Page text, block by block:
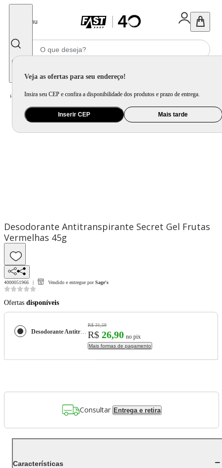
Menu
Veja as ofertas para seu endereço!
Insira seu CEP e confira a disponibilidade dos produtos e prazo de entrega.
Inserir CEP Mais tarde
Home Saúde e Beleza / Skin Care
Desodorante Antitranspirante Secret Gel Frutas
Vermelhas 45g
4000051966 Vendido e entregue por Sage's
Ofertas disponíveis
Desodorante Antitranspirante Secret Gel Frutas Vermelhas 45g
R$ 31,59
R$ 26,90 no pix
Mais formas de pagamento
Consultar Entrega e retira
Características